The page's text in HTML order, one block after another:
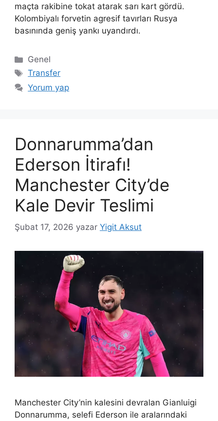
maçta rakibine tokat atarak sarı kart gördü.
Kolombiyalı forvetin agresif tavırları Rusya
basınında geniş yankı uyandırdı.
Kategoriler
Genel
Etiketler
Transfer
Yorum yap
Donnarumma’dan
Ederson İtirafı!
Manchester City’de
Kale Devir Teslimi
Şubat 17, 2026 yazar Yigit Aksut
Manchester City’nin kalesini devralan Gianluigi
Donnarumma, selefi Ederson ile aralarındaki